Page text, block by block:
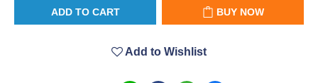
ADD TO CART BUY NOW
Add to Wishlist